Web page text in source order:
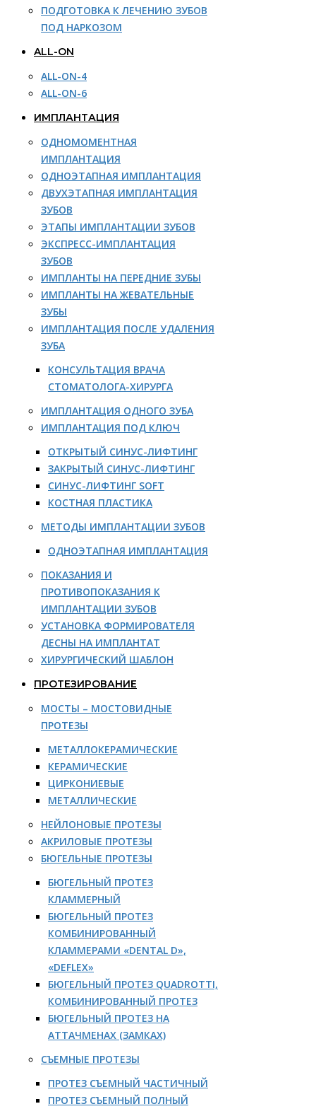
ПОДГОТОВКА К ЛЕЧЕНИЮ ЗУБОВ
ПОД НАРКОЗОМ
ALL-ON
ALL-ON-4
ALL-ON-6
ИМПЛАНТАЦИЯ
ОДНОМОМЕНТНАЯ
ИМПЛАНТАЦИЯ
ОДНОЭТАПНАЯ ИМПЛАНТАЦИЯ
ДВУХЭТАПНАЯ ИМПЛАНТАЦИЯ
ЗУБОВ
ЭТАПЫ ИМПЛАНТАЦИИ ЗУБОВ
ЭКСПРЕСС-ИМПЛАНТАЦИЯ
ЗУБОВ
ИМПЛАНТЫ НА ПЕРЕДНИЕ ЗУБЫ
ИМПЛАНТЫ НА ЖЕВАТЕЛЬНЫЕ
ЗУБЫ
ИМПЛАНТАЦИЯ ПОСЛЕ УДАЛЕНИЯ
ЗУБА
КОНСУЛЬТАЦИЯ ВРАЧА
СТОМАТОЛОГА-ХИРУРГА
ИМПЛАНТАЦИЯ ОДНОГО ЗУБА
ИМПЛАНТАЦИЯ ПОД КЛЮЧ
ОТКРЫТЫЙ СИНУС-ЛИФТИНГ
ЗАКРЫТЫЙ СИНУС-ЛИФТИНГ
СИНУС-ЛИФТИНГ SOFT
КОСТНАЯ ПЛАСТИКА
МЕТОДЫ ИМПЛАНТАЦИИ ЗУБОВ
ОДНОЭТАПНАЯ ИМПЛАНТАЦИЯ
ПОКАЗАНИЯ И
ПРОТИВОПОКАЗАНИЯ К
ИМПЛАНТАЦИИ ЗУБОВ
УСТАНОВКА ФОРМИРОВАТЕЛЯ
ДЕСНЫ НА ИМПЛАНТАТ
ХИРУРГИЧЕСКИЙ ШАБЛОН
ПРОТЕЗИРОВАНИЕ
МОСТЫ – МОСТОВИДНЫЕ
ПРОТЕЗЫ
МЕТАЛЛОКЕРАМИЧЕСКИЕ
КЕРАМИЧЕСКИЕ
ЦИРКОНИЕВЫЕ
МЕТАЛЛИЧЕСКИЕ
НЕЙЛОНОВЫЕ ПРОТЕЗЫ
АКРИЛОВЫЕ ПРОТЕЗЫ
БЮГЕЛЬНЫЕ ПРОТЕЗЫ
БЮГЕЛЬНЫЙ ПРОТЕЗ
КЛАММЕРНЫЙ
БЮГЕЛЬНЫЙ ПРОТЕЗ
КОМБИНИРОВАННЫЙ
КЛАММЕРАМИ «DENTAL D»,
«DEFLEX»
БЮГЕЛЬНЫЙ ПРОТЕЗ QUADROTTI,
КОМБИНИРОВАННЫЙ ПРОТЕЗ
БЮГЕЛЬНЫЙ ПРОТЕЗ НА
АТТАЧМЕНАХ (ЗАМКАХ)
СЪЕМНЫЕ ПРОТЕЗЫ
ПРОТЕЗ СЪЕМНЫЙ ЧАСТИЧНЫЙ
ПРОТЕЗ СЪЕМНЫЙ ПОЛНЫЙ